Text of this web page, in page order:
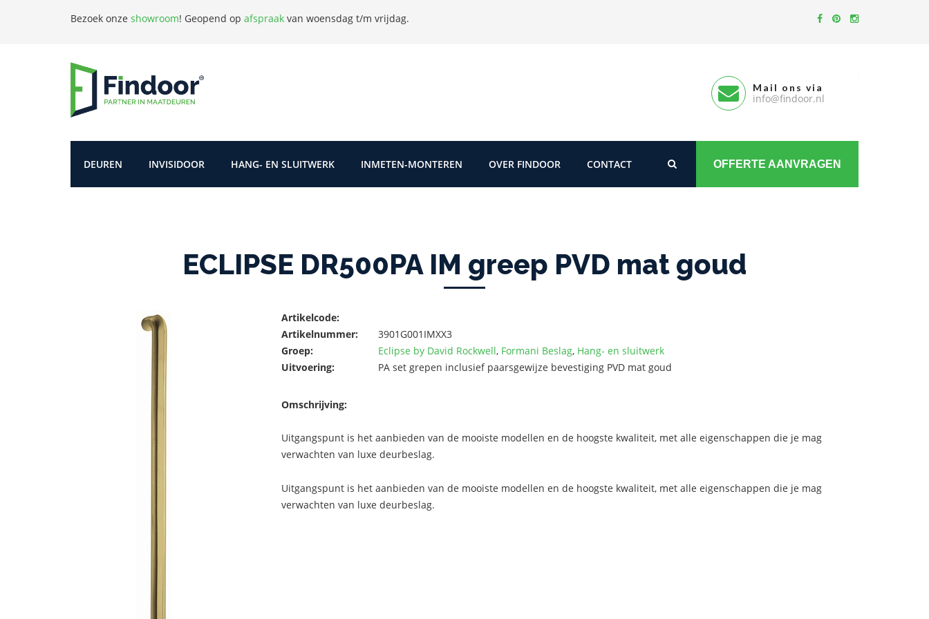
Bezoek onze showroom! Geopend op afspraak van woensdag t/m vrijdag.
Mail ons via
info@findoor.nl
DEUREN INVISIDOOR HANG- EN SLUITWERK INMETEN-MONTEREN OVER FINDOOR CONTACT OFFERTE AANVRAGEN
ECLIPSE DR500PA IM greep PVD mat goud
Artikelcode:
Artikelnummer:
3901G001IMXX3
Groep:
Eclipse by David Rockwell, Formani Beslag, Hang- en sluitwerk
Uitvoering:
PA set grepen inclusief paarsgewijze bevestiging PVD mat goud
Omschrijving:
Uitgangspunt is het aanbieden van de mooiste modellen en de hoogste kwaliteit, met alle eigenschappen die je mag
verwachten van luxe deurbeslag.
Uitgangspunt is het aanbieden van de mooiste modellen en de hoogste kwaliteit, met alle eigenschappen die je mag
verwachten van luxe deurbeslag.